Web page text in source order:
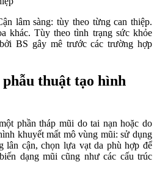
lâm sàng: tùy theo từng can thiệp.
khác. Tùy theo tình trạng sức khỏe
BS gây mê trước các trường hợp
thuật tạo hình
phần tháp mũi do tai nạn hoặc do
khuyết mất mô vùng mũi: sử dụng
lân cận, chọn lựa vạt da phù hợp để
dạng mũi cũng như các cấu trúc